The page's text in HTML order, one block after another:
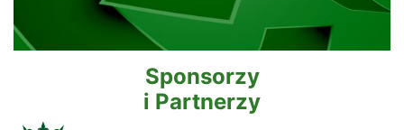
Sponsorzy
i Partnerzy